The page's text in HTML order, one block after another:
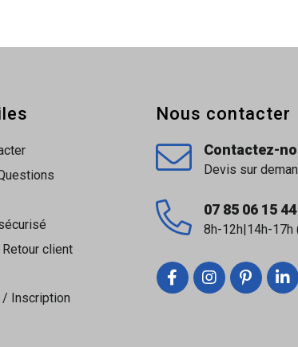
client
/ Inscription
Nous contacter
Contactez-
Devis sur
07 85 06 15 44
8h-12h|14h-17h